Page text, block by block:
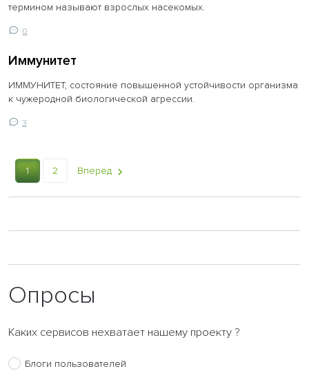
термином называют взрослых насекомых.
0
Иммунитет
ИММУНИТЕТ, состояние повышенной устойчивости организма
к чужеродной биологической агрессии.
3
1 2 Вперёд
Опросы
Каких сервисов нехватает нашему проекту ?
Блоги пользователей